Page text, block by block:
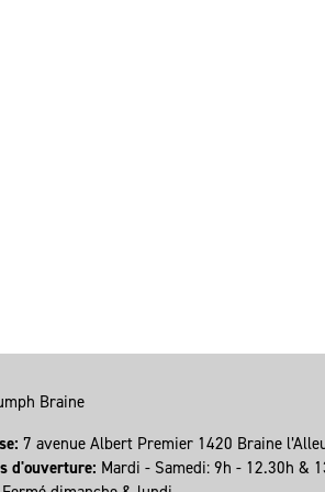
7 avenue Albert Premier 1420 Braine
d'ouverture: Mardi - Samedi: 9h - 12.30h &